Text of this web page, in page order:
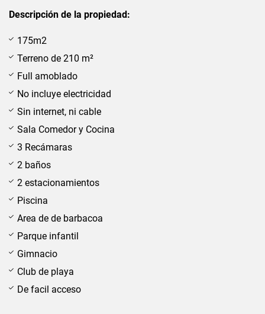
Descripción de la propiedad:
175m2
Terreno de 210 m²
Full amoblado
No incluye electricidad
Sin internet, ni cable
Sala Comedor y Cocina
3 Recámaras
2 baños
2 estacionamientos
Piscina
Area de de barbacoa
Parque infantil
Gimnacio
Club de playa
De facil acceso